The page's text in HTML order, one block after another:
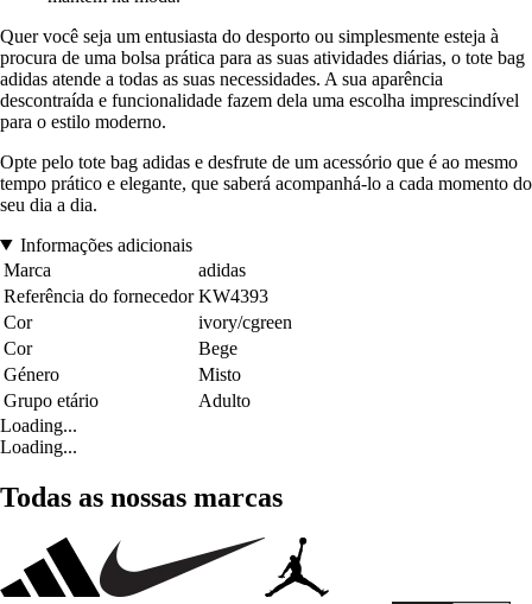
Quer você seja um entusiasta do desporto ou simplesmente esteja à
procura de uma bolsa prática para as suas atividades diárias, o tote bag
adidas atende a todas as suas necessidades. A sua aparência
descontraída e funcionalidade fazem dela uma escolha imprescindível
para o estilo moderno.
Opte pelo tote bag adidas e desfrute de um acessório que é ao mesmo
tempo prático e elegante, que saberá acompanhá-lo a cada momento do
seu dia a dia.
Informações adicionais
Marca
adidas
Referência do fornecedor KW4393
Cor
ivory/cgreen
Cor
Bege
Género
Misto
Grupo etário
Adulto
Loading...
Loading...
Todas as nossas marcas